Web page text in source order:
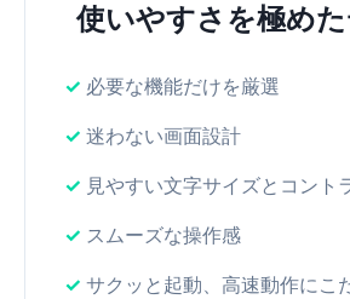
使いやすさを極め
必要な機能だけを厳選
迷わない画面設計
見やすい文字サイズとコント
スムーズな操作感
サクッと起動、高速動作にこ